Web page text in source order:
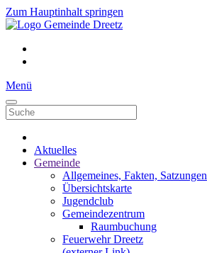
Zum Hauptinhalt springen
Menü
Aktuelles
Gemeinde
Allgemeines, Fakten, Satzungen
Übersichtskarte
Jugendclub
Gemeindezentrum
Raumbuchung
Feuerwehr Dreetz